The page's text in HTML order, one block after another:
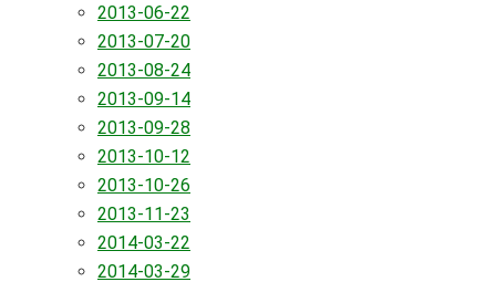
2013-06-22
2013-07-20
2013-08-24
2013-09-14
2013-09-28
2013-10-12
2013-10-26
2013-11-23
2014-03-22
2014-03-29